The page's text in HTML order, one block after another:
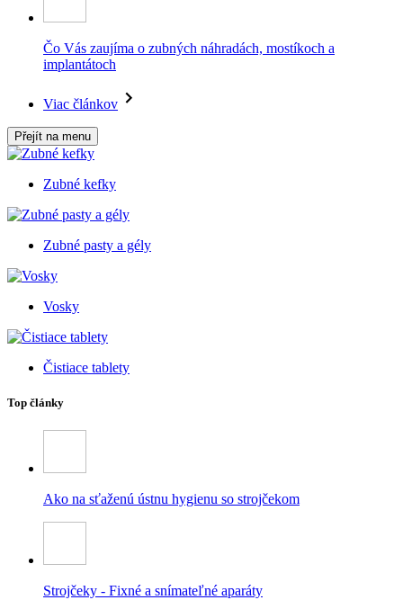
Čo Vás zaujíma o zubných náhradách, mostíkoch a
implantátoch
Viac článkov
Přejít na menu
Zubné kefky
Zubné pasty a gély
Vosky
Čistiace tablety
Top články
Ako na sťaženú ústnu hygienu so strojčekom
Strojčeky - Fixné a snímateľné aparáty